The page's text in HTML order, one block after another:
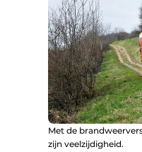
Met de
zijn veelzijdigheid.